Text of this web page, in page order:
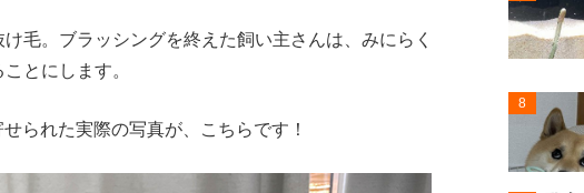
毛。ブラッシングを終えた飼い主さんは、みにらく
とにします。
られた実際の写真が、こちらです！
8